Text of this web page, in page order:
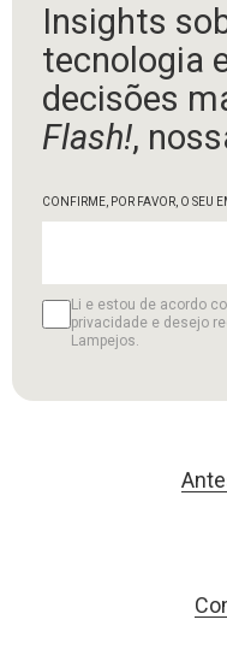
Insights
tecnologia
decisões
Flash!,
CONFIRME, POR FAVOR, O SEU
Li e estou de acordo
privacidade e desejo
Lampejos.